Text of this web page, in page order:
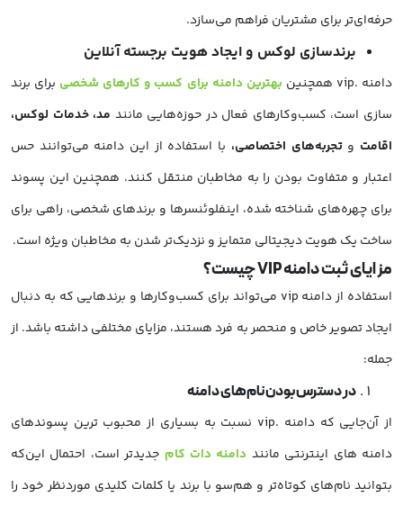
حرفه‌ای‌تر برای مشتریان فراهم می‌سازد.
برندسازی لوکس و ایجاد هویت برجسته آنلاین
دامنه .vip همچنین بهترین دامنه برای کسب و کارهای شخصی برای برند
سازی است، کسب‌وکارهای فعال در حوزه‌هایی مانند مد، خدمات لوکس،
اقامت وتجربه‌های اختصاصی، با استفاده از این دامنه می‌توانند حس
اعتبار و متفاوت بودن را به مخاطبان منتقل کنند. همچنین این پسوند
برای چهره‌های شناخته شده، اینفلوئنسرها و برندهای شخصی، راهی برای
ساخت یک هویت دیجیتالی متمایز و نزدیک‌تر شدن به مخاطبان ویژه است.
مزایای ثبت دامنه VIP چیست؟
استفاده از دامنه vip می‌تواند برای کسب‌وکارها و برندهایی که به دنبال
ایجاد تصویر خاص و منحصر به فرد هستند، مزایای مختلفی داشته باشد. از
جمله:
در دسترس بودن نام‌های دامنه
از آن‌جایی که دامنه .vip نسبت به بسیاری از محبوب ترین پسوندهای
دامنه های اینترنتی مانند دامنه دات کام جدیدتر است، احتمال این‌که
بتوانید نام‌های کوتاه‌تر و هم‌سو با برند یا کلمات کلیدی موردنظر خود را